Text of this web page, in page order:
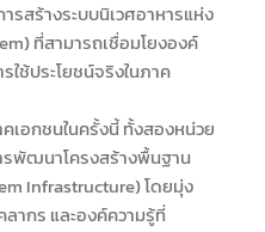
สร้างระบบนิเวศอาหารแห่ง
ที่สามารถเชื่อมโยงองค์
ใช้ประโยชน์จริงในภาค
เอกชนในครั้งนี้ ทั้งสองหน่วย
รพัฒนาโครงสร้างพื้นฐาน
Infrastructure) โดยมุ่ง
ากร และองค์ความรู้ที่